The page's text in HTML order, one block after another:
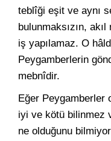
teblîği eşit ve aynı
bulunmaksızın,
iş yapılamaz. O
Peygamberlerin
mebnîdir.
Eğer Peygamberler
iyi ve kötü bilinmez
ne olduğunu